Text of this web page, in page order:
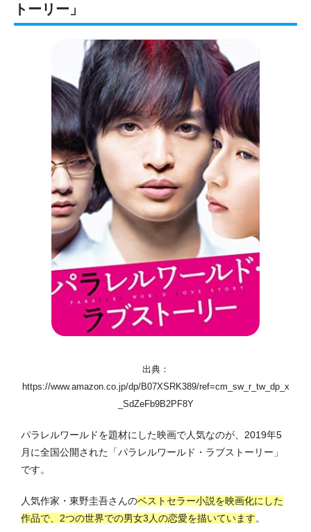
トーリー」
出典：
https://www.amazon.co.jp/dp/B07XSRK389/ref=cm_sw_r_tw_dp_x
_SdZeFb9B2PF8Y
パラレルワールドを題材にした映画で人気なのが、2019年5
月に全国公開された「パラレルワールド・ラブストーリー」
です。
人気作家・東野圭吾さんのベストセラー小説を映画化にした
作品で、2つの世界での男女3人の恋愛を描いています。